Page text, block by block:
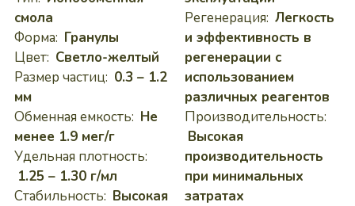
смола
Форма: Гранулы
Цвет: Светло-желтый
Размер частиц: 0.3 – 1.2
мм
Обменная емкость: Не
менее 1.9 мег/г
Удельная плотность:
1.25 – 1.30 г/мл
Стабильность: Высокая
Регенерация: Легкость
и эффективность в
регенерации с
использованием
различных реагентов
Производительность:
Высокая
производительность
при минимальных
затратах